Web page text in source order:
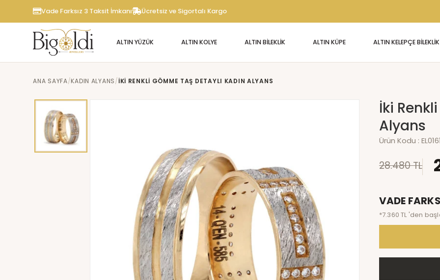
Vade Farksız 3 Taksit İmkanı Ücretsiz ve Sigortalı Kargo
ALTIN YÜZÜK ALTIN KOLYE ALTIN BİLEKLİK ALTIN KÜPE ALTIN KELEPÇE BİLEKLİK
ANA SAYFA KADIN ALYANS İKI RENKLI GÖMME TAŞ DETAYLI KADIN ALYANS
İki
Alyans
Ürün Kodu :
28.480 TL
VADE
*7.360 TL 'den